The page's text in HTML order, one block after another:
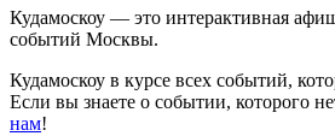
Кудамоскоу — это интерактивная
событий Москвы.
Кудамоскоу в курсе всех событий,
Если вы знаете о событии, которого
нам!